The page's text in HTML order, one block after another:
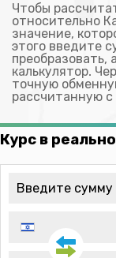
Чтобы
относительно
значение,
этого введите
преобразовать,
калькулятор.
точную
рассчитанную с
Курс в